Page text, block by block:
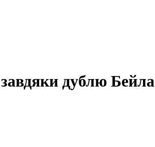
дублю Бейла